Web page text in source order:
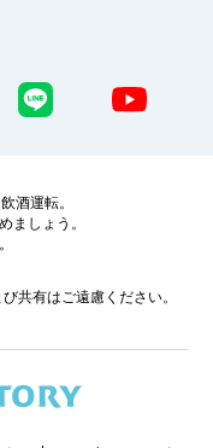
酒運転。
ましょう。
共有はご遠慮ください。